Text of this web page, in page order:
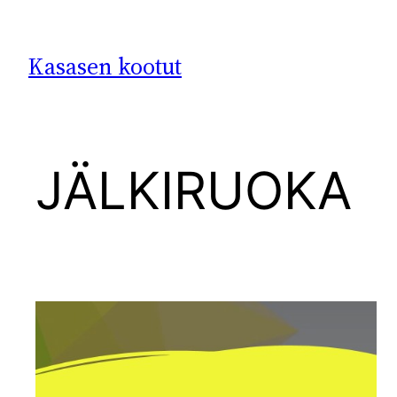
Kasasen kootut
JÄLKIRUOKA